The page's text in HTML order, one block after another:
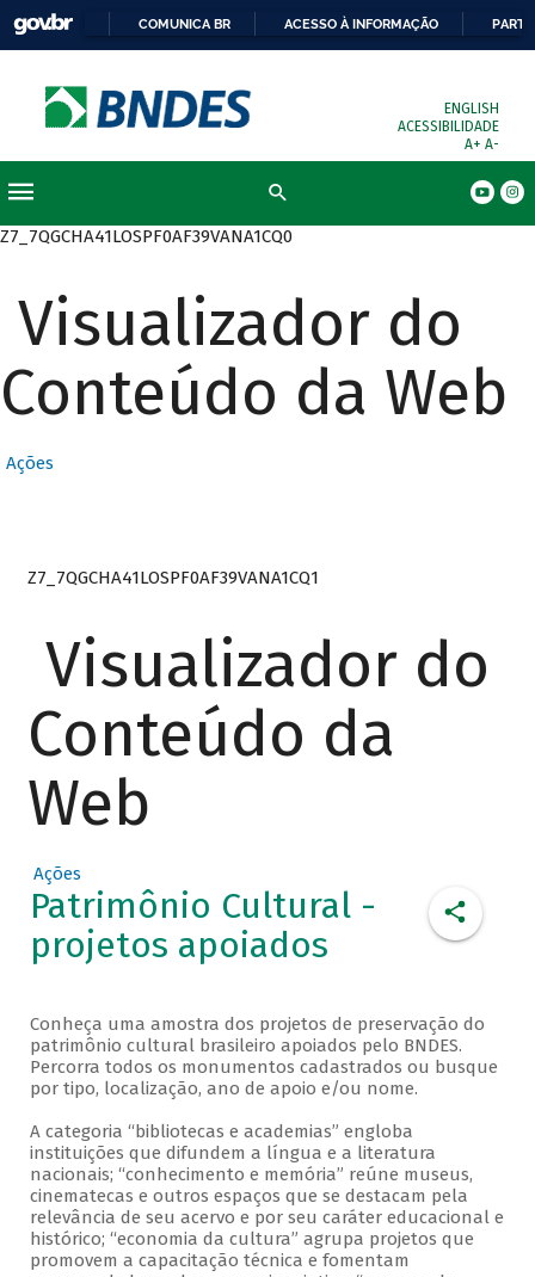
COMUNICA BR ACESSO À INFORMAÇÃO
ENGLISH
ACESSIBILIDADE
A+ A-
Z7_7QGCHA41LOSPF0AF39VANA1CQ0
Visualizador do
Conteúdo da Web
Ações
Z7_7QGCHA41LOSPF0AF39VANA1CQ1
Visualizador do
Conteúdo da
Web
Ações
Patrimônio Cultural -
projetos apoiados
Conheça uma amostra dos projetos de preservação do
patrimônio cultural brasileiro apoiados pelo BNDES.
Percorra todos os monumentos cadastrados ou busque
por tipo, localização, ano de apoio e/ou nome.
A categoria “bibliotecas e academias” engloba
instituições que difundem a língua e a literatura
nacionais; “conhecimento e memória” reúne museus,
cinematecas e outros espaços que se destacam pela
relevância de seu acervo e por seu caráter educacional e
histórico; “economia da cultura” agrupa projetos que
promovem a capacitação técnica e fomentam